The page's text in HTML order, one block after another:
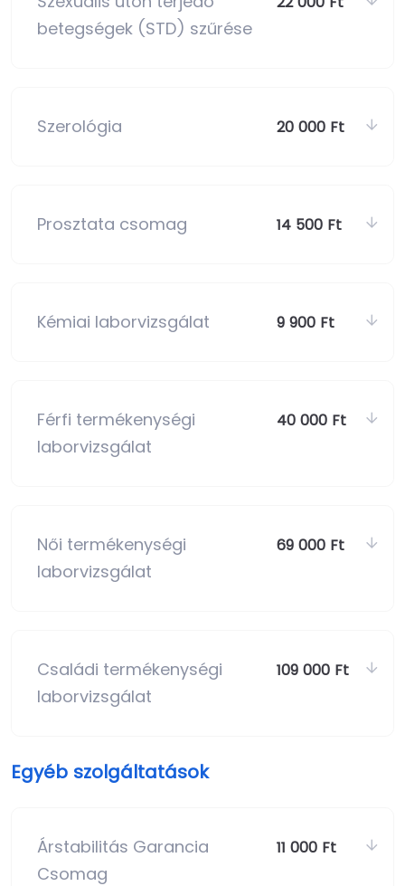
betegségek (STD) szűrése
Szerológia 20 000 Ft
Prosztata csomag 14 500 Ft
Kémiai laborvizsgálat 9 900 Ft
Férfi termékenységi
laborvizsgálat
40 000 Ft
Női termékenységi
laborvizsgálat
69 000 Ft
Családi termékenységi
laborvizsgálat
109 000 Ft
Egyéb szolgáltatások
Árstabilitás Garancia
Csomag
11 000 Ft